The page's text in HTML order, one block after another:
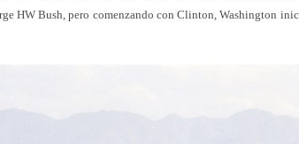
HW Bush, pero comenzando con Clinton, Washington